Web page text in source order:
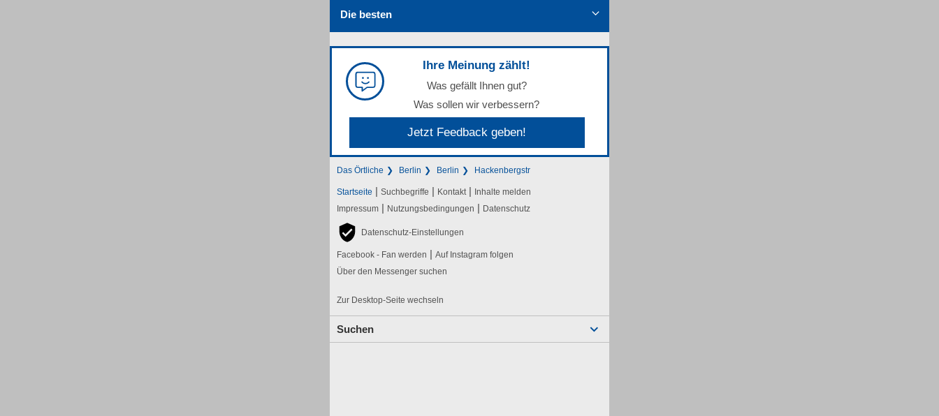
Die besten
Ihre Meinung zählt!
Was gefällt Ihnen gut?
Was sollen wir verbessern?
Jetzt Feedback geben!
Das Örtliche Berlin Berlin Hackenbergstr
Startseite | Suchbegriffe | Kontakt | Inhalte melden
Impressum | Nutzungsbedingungen | Datenschutz
Datenschutz-Einstellungen
Facebook - Fan werden | Auf Instagram folgen
Über den Messenger suchen
Zur Desktop-Seite wechseln
Suchen